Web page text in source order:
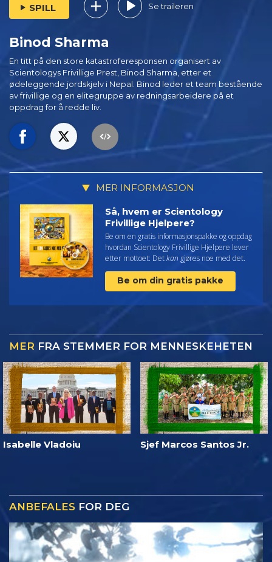
SPILL Se traileren
Binod Sharma
En titt på den store katastroferesponsen organisert av
Scientologys Frivillige Prest, Binod Sharma, etter et
ødeleggende jordskjelv i Nepal. Binod leder et team bestående
av frivillige og en elitegruppe av redningsarbeidere på et
oppdrag for å redde liv.
MER INFORMASJON
Så, hvem er Scientology
Frivillige Hjelpere?
Be om en gratis informasjonspakke og oppdag
hvordan Scientology Frivillige Hjelpere lever
etter mottoet: Detkan gjøres noe med det.
Be om din gratis pakke
MER FRA STEMMER FOR MENNESKEHETEN
Isabelle Vladoiu Sjef Marcos Santos Jr.
ANBEFALES FOR DEG